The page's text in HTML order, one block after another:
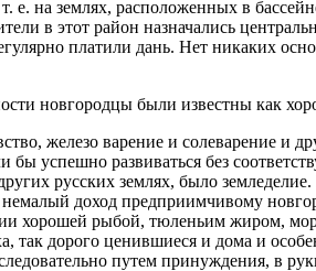
на землях, расположен­ных в
в этот район назначались
платили дань. Нет никаких
новгородцы были известны как
железо варение и солеварение
успешно разви­ваться без
русских землях, было
доход предприимчивому
хорошей рыбой, тюленьим жиром,
дорого ценившиеся и дома и
путем принуждения, в